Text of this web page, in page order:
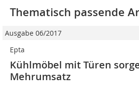
Thematisch passende
Ausgabe 06/2017
Epta
Kühlmöbel mit Türen
Mehrumsatz